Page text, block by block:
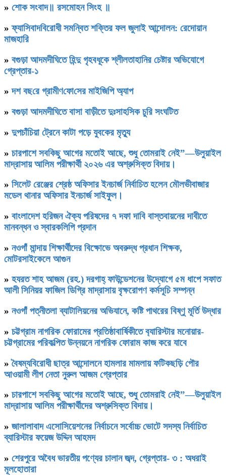
» শোক সংবাদ॥ রসমোহন সিংহ ॥
»ফ্যাসিবাদবিরোধী সমন্বিত শক্তির ফল জুলাই আন্দোলন: রেদোয়ান
মাজহারি
» বগুড়া আদমদীঘিতে হিন্দু গৃহবধূকে শ্লীলতাহানির চেষ্টার অভিযোগে
গ্রেপ্তার-১
»দশ বছ‌রে গ্রামীণ‌ফো‌সের মাইজিপি অ্যাপ
» বগুড়া আদমদীঘিতে বাসা বাড়ীতে দুঃসাহসিক চুরি সংঘটিত
» দুপচাঁচিয়া ট্রেনে কাটা পড়ে যুবকের মৃত্যু
» চারপাশে সবকিছু আগের মতোই আছে, শুধু তোমরাই নেই”—উলুয়াইল
মাদ্রাসায় আলিম পরীক্ষার্থী ২০২৬ এর অশ্রুসিক্ত বিদায়।
» সিলেট রেঞ্জের শ্রেষ্ঠ অফিসার ইনচার্জ নির্বাচিত হলেন মৌলভীবাজার
মডেল থানার অফিসার ইনচার্জ সাইফুল।
» বাংলাদেশ হরিজন ঐক্য পরিষদের ৭ দফা দাবি বাস্তবায়নের দাবীতে
মানবন্ধন ও স্বারকলিপি প্রদান
» নওগাঁ মান্দায় শিক্ষার্থীদের বিক্ষোভে অবরুদ্ধ প্রধান শিক্ষক,
মোটরসাইকেলে আগুন
» হযরত শাহ আজম (রহ.) দরগাহ্ ফাউন্ডেশনের উদ্যোগে ৫ম ধাপে সফাত
আলী সিনিয়র ফাজিল ডিগ্রি মাদ্রাসায় বৃক্ষরোপণ কর্মসূচি সম্পন্ন
» নওগাঁ পত্নীতলা ব্যাটালিয়নের অভিযানে, কষ্টি পাথরের বিষ্ণু মূর্তি উদ্ধার
» চট্টগ্রাম নাগরিক ফোরামের প্রতিষ্ঠাবার্ষিকীতে ব‍্যারিস্টার মনোয়ার-
চট্টগ্রামের পরিকল্পিত উন্নয়নে নাগরিক ফোরাম কাজ করে যাবে
»বৈষম্যবিরোধী ছাত্র আন্দোলনে হামলার মামলায় ফটিকছড়ি পৌর
আওয়ামী লীগ নেতা নুরুল আজম গ্রেপ্তার
» চারপাশে সবকিছু আগের মতোই আছে, শুধু তোমরাই নেই”—উলুয়াইল
মাদ্রাসায় আলিম পরীক্ষার্থীদের অশ্রুসিক্ত বিদায়।
» জালালাবাদ এসোসিয়েশনের নির্বাচনে সর্বোচ্চ ভোটে সদস্য নির্বাচিত
ব্যারিস্টার ফয়েজ উদ্দিন আহমদ
» শেরপুরে অবৈধ ভারতীয় পণ্যের চালান জব্দ, গ্রেপ্তার- ৩ : অধরাই
মূলহোতারা